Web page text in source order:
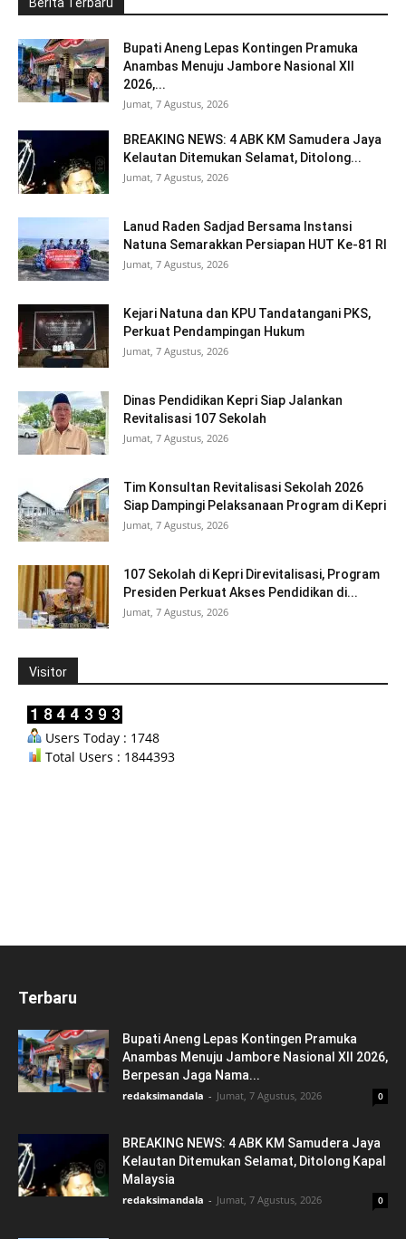
Bupati Aneng Lepas Kontingen Pramuka
Anambas Menuju Jambore Nasional XII
2026,...
Jumat, 7 Agustus, 2026
BREAKING NEWS: 4 ABK KM Samudera Jaya
Kelautan Ditemukan Selamat, Ditolong...
Jumat, 7 Agustus, 2026
Lanud Raden Sadjad Bersama Instansi
Natuna Semarakkan Persiapan HUT Ke-81 RI
Jumat, 7 Agustus, 2026
Kejari Natuna dan KPU Tandatangani PKS,
Perkuat Pendampingan Hukum
Jumat, 7 Agustus, 2026
Dinas Pendidikan Kepri Siap Jalankan
Revitalisasi 107 Sekolah
Jumat, 7 Agustus, 2026
Tim Konsultan Revitalisasi Sekolah 2026
Siap Dampingi Pelaksanaan Program di Kepri
Jumat, 7 Agustus, 2026
107 Sekolah di Kepri Direvitalisasi, Program
Presiden Perkuat Akses Pendidikan di...
Jumat, 7 Agustus, 2026
Visitor
Users Today : 1748
Total Users : 1844393
Terbaru
Bupati Aneng Lepas Kontingen Pramuka
Anambas Menuju Jambore Nasional XII 2026,
Berpesan Jaga Nama...
redaksimandala - Jumat, 7 Agustus, 2026 0
BREAKING NEWS: 4 ABK KM Samudera Jaya
Kelautan Ditemukan Selamat, Ditolong Kapal
Malaysia
redaksimandala - Jumat, 7 Agustus, 2026 0